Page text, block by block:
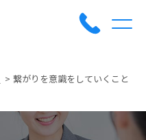
繋がりを意識をしていくこと